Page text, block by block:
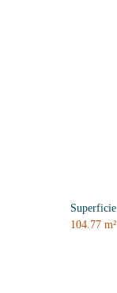
Superficie
104.77m²